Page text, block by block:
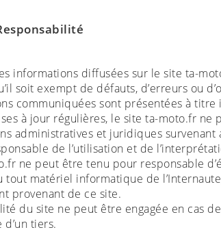
informations diffusées sur le site ta-
soit exempt de défauts, d’erreurs ou
communiquées sont présentées à
à jour régulières, le site ta-moto.fr
administratives et juridiques
de l’utilisation et de
ne peut être tenu pour responsable
tout matériel informatique de
provenant de ce site.
du site ne peut être engagée en cas
tiers.